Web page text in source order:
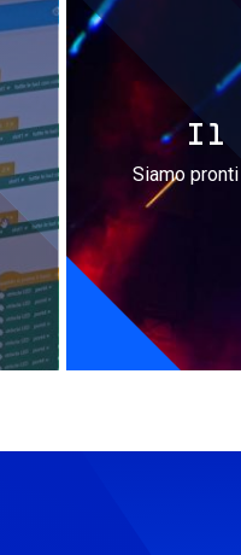
Il
Siamo